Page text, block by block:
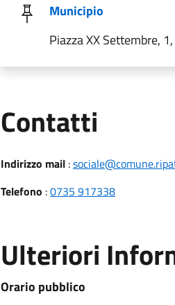
Municipio
Piazza XX Settembre,
Contatti
Indirizzo mail:
Telefono :0735 917338
Ulteriori
Orario pubblico